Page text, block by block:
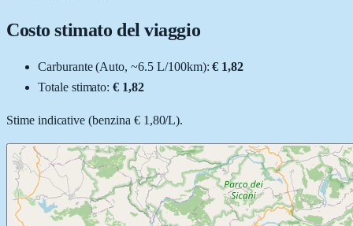
Costo stimato del viaggio
Carburante (Auto, ~6.5 L/100km): € 1,82
Totale stimato:€ 1,82
Stime indicative (benzina € 1,80/L).